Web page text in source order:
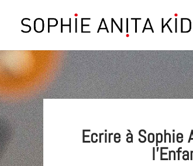
Ecrire à Sophie